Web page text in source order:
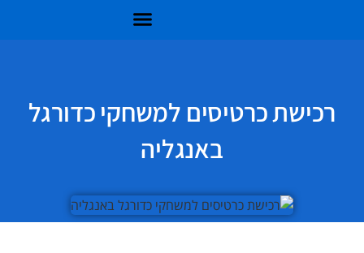
רכישת כרטיסים למשחקי כדורגל
באנגליה